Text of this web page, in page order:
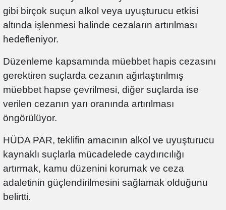
gibi birçok suçun alkol veya uyuşturucu etkisi
altında işlenmesi halinde cezaların artırılması
hedefleniyor.
Düzenleme kapsamında müebbet hapis cezasını
gerektiren suçlarda cezanın ağırlaştırılmış
müebbet hapse çevrilmesi, diğer suçlarda ise
verilen cezanın yarı oranında artırılması
öngörülüyor.
HÜDA PAR, teklifin amacının alkol ve uyuşturucu
kaynaklı suçlarla mücadelede caydırıcılığı
artırmak, kamu düzenini korumak ve ceza
adaletinin güçlendirilmesini sağlamak olduğunu
belirtti.